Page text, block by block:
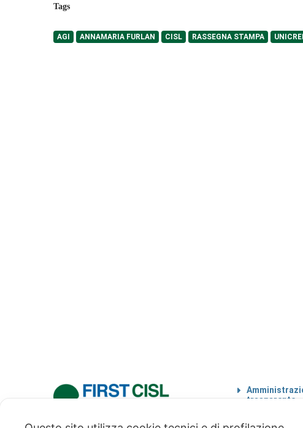
Tags
AGI ANNAMARIA FURLAN CISL RASSEGNA STAMPA
trasparente